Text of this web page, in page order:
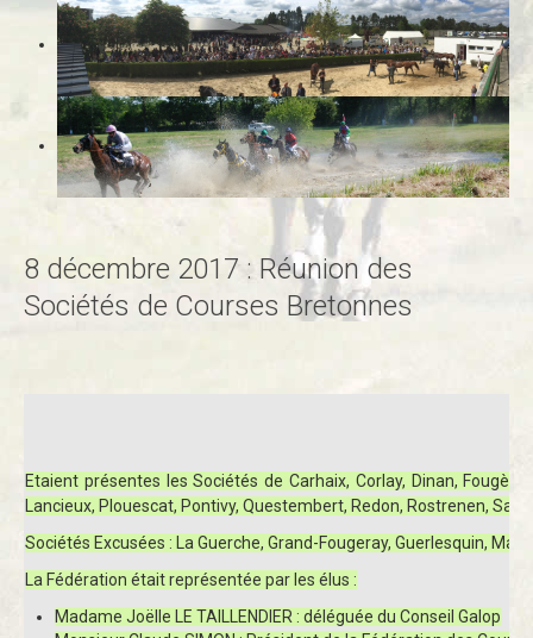
8 décembre 2017 : Réunion des
Sociétés de Courses Bretonnes
Etaient présentes les Sociétés de Carhaix, Corlay, Dinan,
Lancieux, Plouescat, Pontivy, Questembert, Redon, Rostrenen,
Sociétés Excusées : La Guerche, Grand-Fougeray, Guerlesquin,
La Fédération était représentée par les élus :
Madame Joëlle LE TAILLENDIER : déléguée du Conseil Galop